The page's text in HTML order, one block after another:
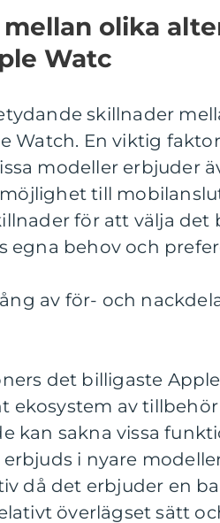
olika
Watc
skillnader
Watch. En viktig
modeller erbjuder
till
för att välja
egna behov och
av för- och
det billigaste
ekosystem av
kan sakna vissa
i nyare
då det erbjuder en
överlägset sätt